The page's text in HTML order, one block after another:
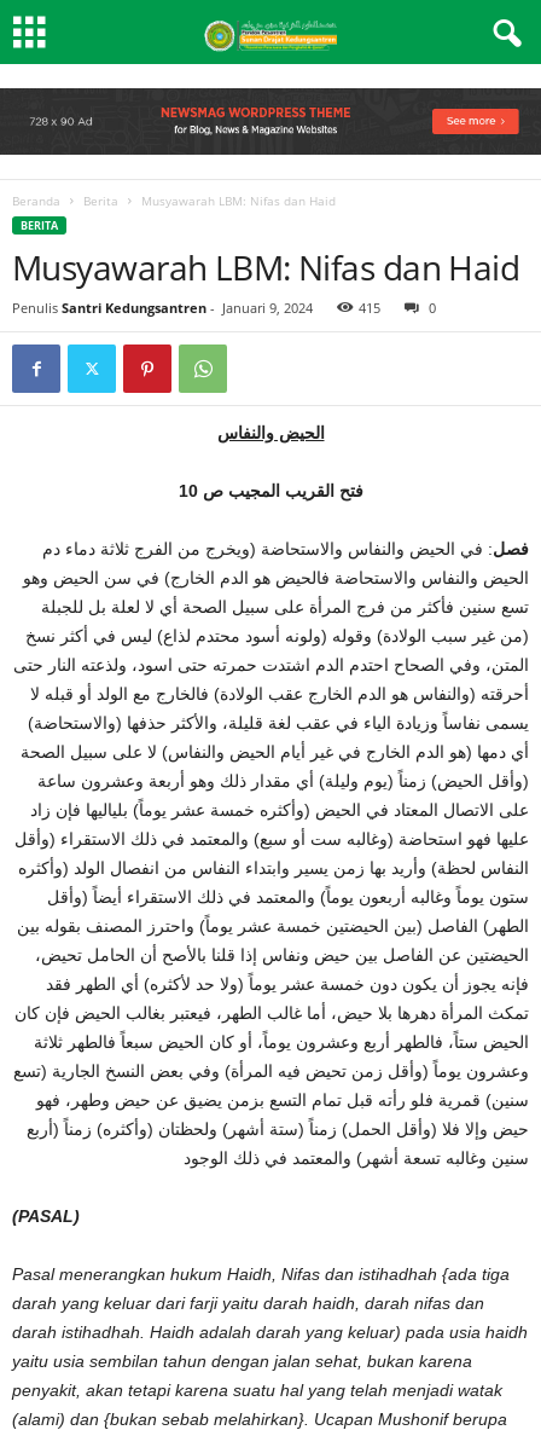
Beranda Berita Musyawarah LBM: Nifas dan Haid
BERITA
Musyawarah LBM: Nifas dan Haid
Penulis Santri Kedungsantren - Januari 9, 2024 415 0
الحيض والنفاس
فتح القريب المجيب ص 10
فصل: في الحيض والنفاس والاستحاضة (ويخرج من الفرج ثلاثة دماء دم
الحيض والنفاس والاستحاضة فالحيض هو الدم الخارج) في سن الحيض وهو
تسع سنين فأكثر من فرج المرأة على سبيل الصحة أي لا لعلة بل للجبلة
(من غير سبب الولادة) وقوله (ولونه أسود محتدم لذاع) ليس في أكثر نسخ
المتن، وفي الصحاح احتدم الدم اشتدت حمرته حتى اسود، ولذعته النار حتى
أحرقته (والنفاس هو الدم الخارج عقب الولادة) فالخارج مع الولد أو قبله لا
يسمى نفاساً وزيادة الياء في عقب لغة قليلة، والأكثر حذفها (والاستحاضة)
أي دمها (هو الدم الخارج في غير أيام الحيض والنفاس) لا على سبيل الصحة
(وأقل الحيض) زمناً (يوم وليلة) أي مقدار ذلك وهو أربعة وعشرون ساعة
على الاتصال المعتاد في الحيض (وأكثره خمسة عشر يوماً) بلياليها فإن زاد
عليها فهو استحاضة (وغالبه ست أو سبع) والمعتمد في ذلك الاستقراء (وأقل
النفاس لحظة) وأريد بها زمن يسير وابتداء النفاس من انفصال الولد (وأكثره
ستون يوماً وغالبه أربعون يوماً) والمعتمد في ذلك الاستقراء أيضاً (وأقل
الطهر) الفاصل (بين الحيضتين خمسة عشر يوماً) واحترز المصنف بقوله بين
الحيضتين عن الفاصل بين حيض ونفاس إذا قلنا بالأصح أن الحامل تحيض،
فإنه يجوز أن يكون دون خمسة عشر يوماً (ولا حد لأكثره) أي الطهر فقد
تمكث المرأة دهرها بلا حيض، أما غالب الطهر، فيعتبر بغالب الحيض فإن كان
الحيض ستاً، فالطهر أربع وعشرون يوماً، أو كان الحيض سبعاً فالطهر ثلاثة
وعشرون يوماً (وأقل زمن تحيض فيه المرأة) وفي بعض النسخ الجارية (تسع
سنين) قمرية فلو رأته قبل تمام التسع بزمن يضيق عن حيض وطهر، فهو
حيض وإلا فلا (وأقل الحمل) زمناً (ستة أشهر) ولحظتان (وأكثره) زمناً (أربع
سنين وغالبه تسعة أشهر) والمعتمد في ذلك الوجود
(PASAL)
Pasal menerangkan hukum Haidh, Nifas dan istihadhah {ada tiga
darah yang keluar dari farji yaitu darah haidh, darah nifas dan
darah istihadhah. Haidh adalah darah yang keluar) pada usia haidh
yaitu usia sembilan tahun dengan jalan sehat, bukan karena
penyakit, akan tetapi karena suatu hal yang telah menjadi watak
(alami) dan {bukan sebab melahirkan}. Ucapan Mushonif berupa